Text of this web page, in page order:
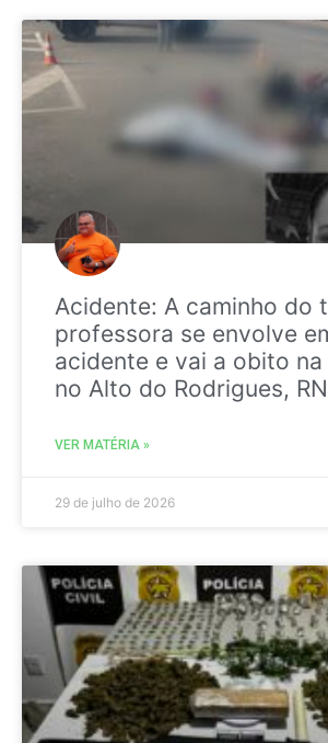
Acidente: A caminho do
professora se envolve
acidente e vai a obito na
no Alto do Rodrigues, RN
VER MATÉRIA »
29 de julho de 2026